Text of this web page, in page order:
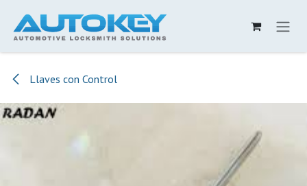
Llaves con Control